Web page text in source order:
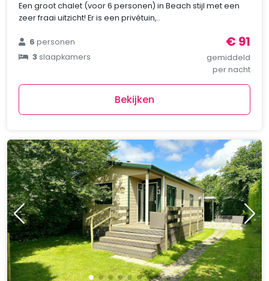
Een groot chalet (voor 6 personen) in Beach stijl met een
zeer fraai uitzicht! Er is een privétuin,..
6personen
3slaapkamers
€ 91
gemiddeld
per nacht
Bekijken